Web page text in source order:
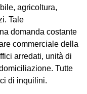
agricoltura,
Tale
domanda costante
commerciale della
arredati, unità di
Tutte
di inquilini.